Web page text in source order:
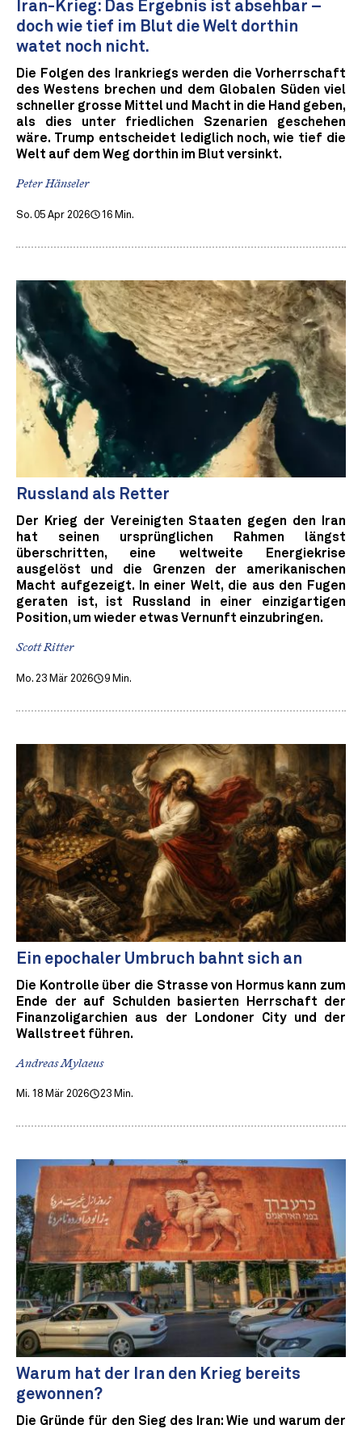
Iran-Krieg: Das Ergebnis ist absehbar –
doch wie tief im Blut die Welt dorthin
watet noch nicht.
Die Folgen des Irankriegs werden die Vorherrschaft
des Westens brechen und dem Globalen Süden viel
schneller grosse Mittel und Macht in die Hand geben,
als dies unter friedlichen Szenarien geschehen
wäre. Trump entscheidet lediglich noch, wie tief die
Welt auf dem Weg dorthin im Blut versinkt.
Peter Hänseler
So. 05 Apr 2026 16 Min.
Russland als Retter
Der Krieg der Vereinigten Staaten gegen den Iran
hat seinen ursprünglichen Rahmen längst
überschritten, eine weltweite Energiekrise
ausgelöst und die Grenzen der amerikanischen
Macht aufgezeigt. In einer Welt, die aus den Fugen
geraten ist, ist Russland in einer einzigartigen
Position, um wieder etwas Vernunft einzubringen.
Scott Ritter
Mo. 23 Mär 2026 9 Min.
Ein epochaler Umbruch bahnt sich an
Die Kontrolle über die Strasse von Hormus kann zum
Ende der auf Schulden basierten Herrschaft der
Finanzoligarchien aus der Londoner City und der
Wallstreet führen.
Andreas Mylaeus
Mi. 18 Mär 2026 23 Min.
Warum hat der Iran den Krieg bereits
gewonnen?
Die Gründe für den Sieg des Iran: Wie und warum der